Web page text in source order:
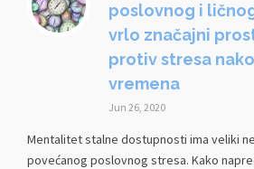
poslovnog i
vrlo značajni
protiv stresa
vremena
Jun 26, 2020
Mentalitet stalne dostupnosti ima veliki
povećanog poslovnog stresa. Kako